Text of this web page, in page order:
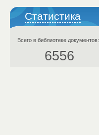
Статистика
Всего в библиотеке документов:
6556